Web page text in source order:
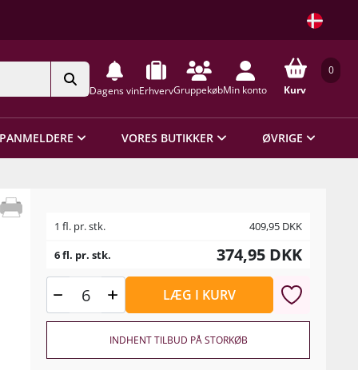
Dagens vinErhvervGruppekøbMin konto
0
Kurv
VORES BUTIKKER ØVRIGE
1 fl. pr. stk. 409,95 DKK
6 fl. pr. stk.
374,95 DKK
LÆG I KURV
INDHENT TILBUD PÅ STORKØB